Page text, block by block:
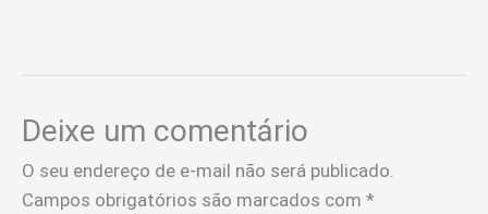
Deixe um comentário
O seu endereço de e-mail não será publicado.
Campos obrigatórios são marcados com *